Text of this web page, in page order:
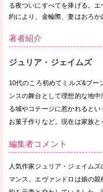
る夜ついにすべてを捧げる。
約により、金輪際、妻はおろか
著者紹介
ジュリア・ジェイムズ
10代のころ初めてミルズ&ブー
ンスの舞台として理想的な地
る城やコテージに惹かれると
お菓子作りなど。現在は家族と
編集者コメント
人気作家ジュリア・ジェイム
マンス。エヴァンドロは娘の